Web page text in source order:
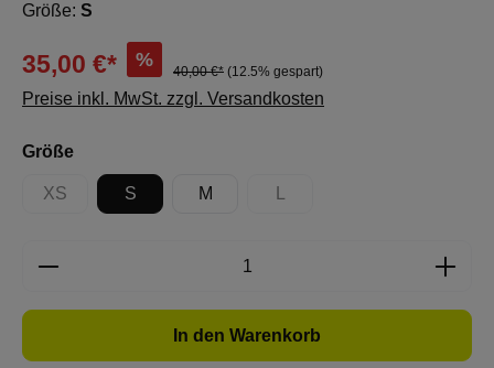
Größe: S
35,00 €* %
40,00 €* (12.5% gespart)
Preise inkl. MwSt. zzgl. Versandkosten
Größeauswählen
XS
(Diese Option ist zurzeit nicht verfügbar.)
S M
(Diese Option ist zurzeit nicht
Produkt Anzahl: Gib den gewünschten
In den Warenkorb